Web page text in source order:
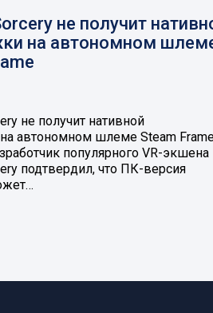
не получит
на автономном
не получит нативной
автономном шлеме Steam
популярного VR-экшена
подтвердил, что ПК-версия